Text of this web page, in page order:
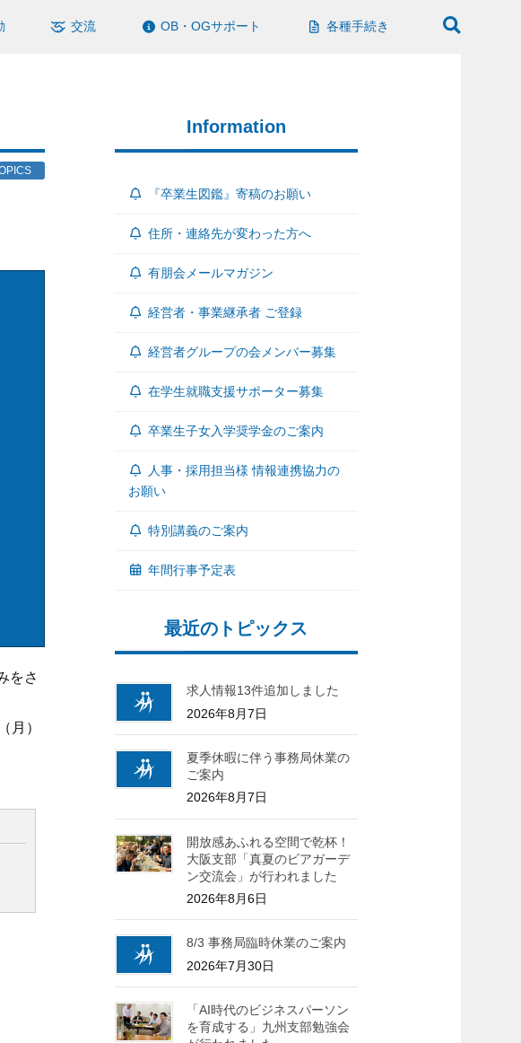
交流 OB・OGサポート 各種手続き
をさ
月）
Information
『卒業生図鑑』寄稿のお願い
住所・連絡先が変わった方へ
有朋会メールマガジン
経営者・事業継承者 ご登録
経営者グループの会メンバー募集
在学生就職支援サポーター募集
卒業生子女入学奨学金のご案内
人事・採用担当様 情報連携協力の
お願い
特別講義のご案内
年間行事予定表
最近のトピックス
求人情報13件追加しました
2026年8月7日
夏季休暇に伴う事務局休業の
ご案内
2026年8月7日
開放感あふれる空間で乾杯！
大阪支部「真夏のビアガーデ
ン交流会」が行われました
2026年8月6日
8/3 事務局臨時休業のご案内
2026年7月30日
「AI時代のビジネスパーソン
を育成する」九州支部勉強会